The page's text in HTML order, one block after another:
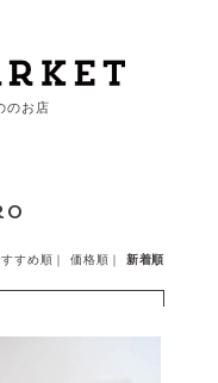
のお店
すすめ順 ｜価格順 ｜ 新着順